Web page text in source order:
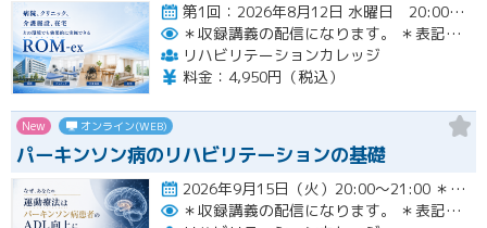
第1回：2026年8月12日 水曜日 20:00~21:00 第2回：2026年8月19日 水曜日 20:00~21…開催
＊収録講義の配信になります。
＊表記された日時に限定して配信します。
リハビリテーションカレッジ
料金：4,950円（税込）
New オンライン(WEB)
パーキンソン病のリハビリテーションの基礎
2026年9月15日（火）20:00〜21:00 ＊収録講義の配信になります。 ＊表記された日時に限定して…開催
＊収録講義の配信になります。
＊表記された日時に限定して配信します。